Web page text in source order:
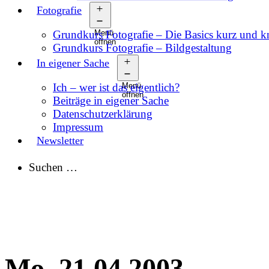
Fotografie
Menü
öffnen
Grundkurs Fotografie – Die Basics kurz und
Grundkurs Fotografie – Bildgestaltung
In eigener Sache
Menü
öffnen
Ich – wer ist das eigentlich?
Beiträge in eigener Sache
Datenschutzerklärung
Impressum
Newsletter
Suchen …